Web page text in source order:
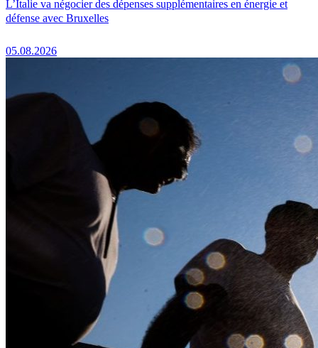
L’Italie va négocier des dépenses supplémentaires en énergie et
défense avec Bruxelles
05.08.2026